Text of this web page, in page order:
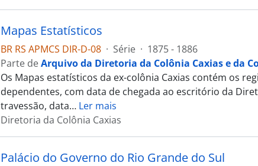
Mapas Estatísticos
BR RS APMCS DIR-D-08 · Série · 1875 - 1886
Parte deArquivo da Diretoria da Colônia Caxias e da
Os Mapas estatísticos da ex-colônia Caxias contém os
dependentes, com data de chegada ao escritório da
travessão, data… Ler mais
Diretoria da Colônia Caxias
Palácio do Governo do Rio Grande do Sul